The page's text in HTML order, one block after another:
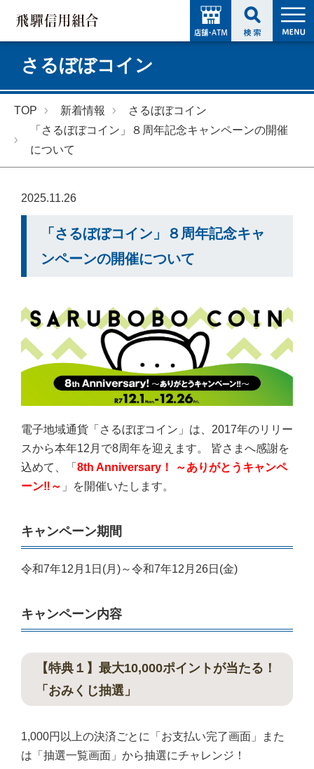
さるぼぼコイン
TOP 新着情報
さるぼぼコイン
「さるぼぼコイン」８周年記念キャンペーンの開催
について
2025.11.26
「さるぼぼコイン」８周年記念キャ
ンペーンの開催について
電子地域通貨「さるぼぼコイン」は、2017年のリリー
スから本年12月で8周年を迎えます。 皆さまへ感謝を
込めて、「 8th Anniversary！ ～ありがとうキャンペ
ーン‼～ 」を開催いたします。
キャンペーン期間
令和7年12月1日(月)～令和7年12月26日(金)
キャンペーン内容
【特典１】最大10,000ポイントが当たる！
「おみくじ抽選」
1,000円以上の決済ごとに「お支払い完了画面」また
は「抽選一覧画面」から抽選にチャレンジ！